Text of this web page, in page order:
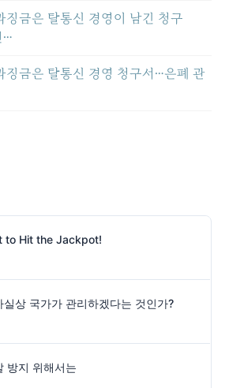
징금은 탈통신 경영이 남긴 청구
…
징금은 탈통신 경영 청구서…은폐 관
to Hit the Jackpot!
상 국가가 관리하겠다는 것인가?
방지 위해서는